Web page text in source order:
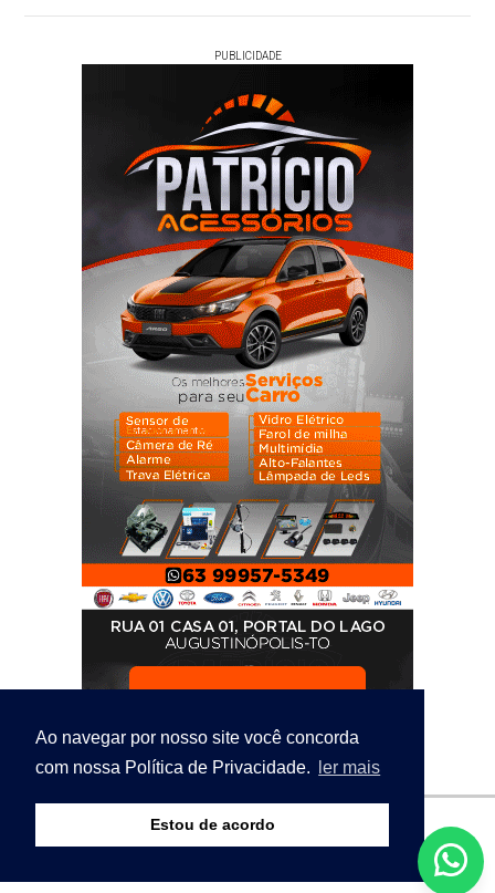
Ao navegar por nosso site você concorda
com nossa Política de Privacidade.
ler mais
Estou de acordo
PUBLICIDADE
© Copyright 2026 - Bico Notícias - O seu portal de